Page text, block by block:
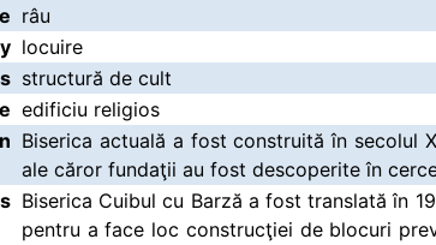
râu
locuire
structură de cult
edificiu religios
Biserica actuală a fost construită în secolul
ale căror fundaţii au fost descoperite în
Biserica Cuibul cu Barză a fost translată în
pentru a face loc construcţiei de blocuri